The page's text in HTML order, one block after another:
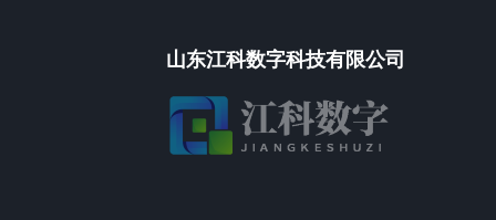
山东江科数字科技有限公司